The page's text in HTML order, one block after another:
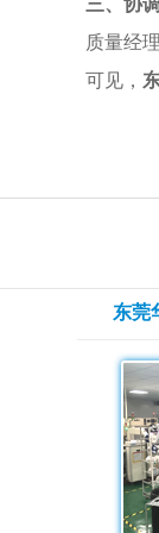
三、协
质量经
可见，
东莞